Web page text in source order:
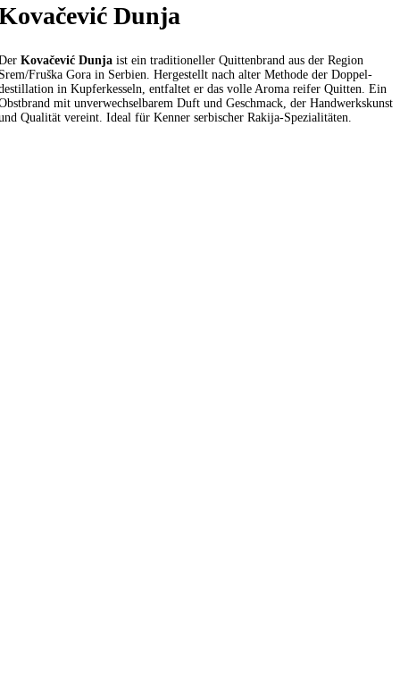
Dunja
Kovačević Dunja ist ein traditioneller Quittenbrand aus der Region
Fruška Gora in Serbien. Hergestellt nach alter Methode der Doppel­
in Kupferkesseln, entfaltet er das volle Aroma reifer Quitten. Ein
mit unverwechselbarem Duft und Geschmack, der Handwerkskunst
Qualität vereint. Ideal für Kenner serbischer Rakija-Spezialitäten.